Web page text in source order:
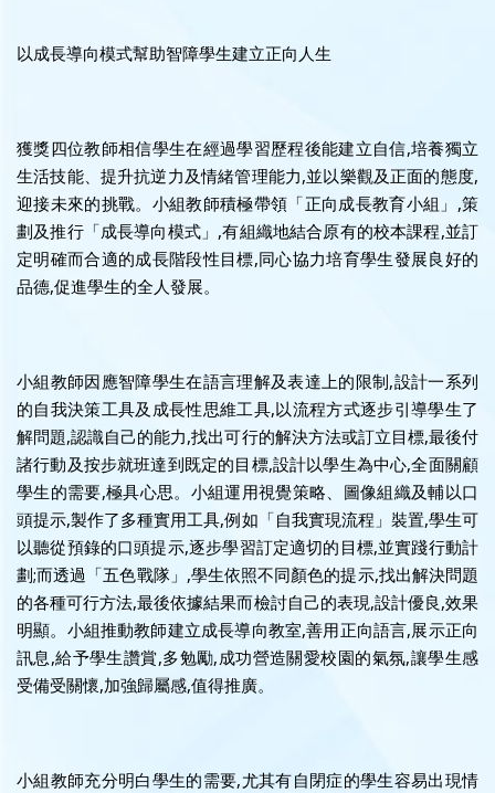
以成長導向模式幫助智障學生建立正向人生
獲獎四位教師相信學生在經過學習歷程後能建立自信,培養獨立
生活技能、提升抗逆力及情緒管理能力,並以樂觀及正面的態度,
迎接未來的挑戰。小組教師積極帶領「正向成長教育小組」,策
劃及推行「成長導向模式」,有組織地結合原有的校本課程,並訂
定明確而合適的成長階段性目標,同心協力培育學生發展良好的
品德,促進學生的全人發展。
小組教師因應智障學生在語言理解及表達上的限制,設計一系列
的自我決策工具及成長性思維工具,以流程方式逐步引導學生了
解問題,認識自己的能力,找出可行的解決方法或訂立目標,最後付
諸行動及按步就班達到既定的目標,設計以學生為中心,全面關顧
學生的需要,極具心思。小組運用視覺策略、圖像組織及輔以口
頭提示,製作了多種實用工具,例如「自我實現流程」裝置,學生可
以聽從預錄的口頭提示,逐步學習訂定適切的目標,並實踐行動計
劃;而透過「五色戰隊」,學生依照不同顏色的提示,找出解決問題
的各種可行方法,最後依據結果而檢討自己的表現,設計優良,效果
明顯。小組推動教師建立成長導向教室,善用正向語言,展示正向
訊息,給予學生讚賞,多勉勵,成功營造關愛校園的氣氛,讓學生感
受備受關懷,加強歸屬感,值得推廣。
小組教師充分明白學生的需要,尤其有自閉症的學生容易出現情